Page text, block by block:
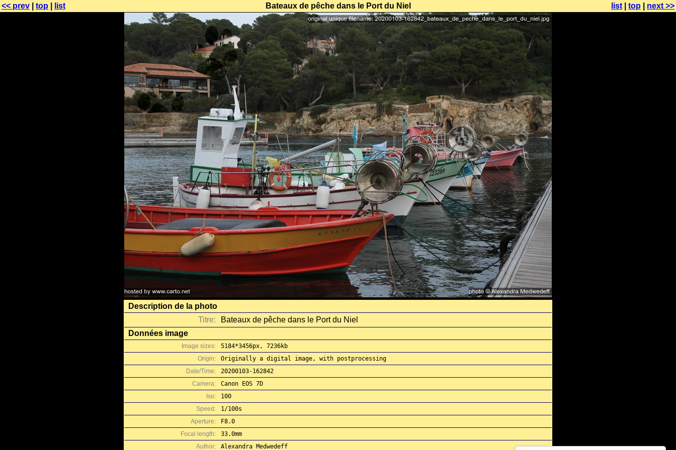
<< prev top list Bateaux de pêche dans le Port du Niel list top next >>
Description de la photo
Titre:
Bateaux de pêche dans le Port du Niel
Données image
Image sizes:
5184*3456px, 7236kb
Origin:
Originally a digital image, with postprocessing
Date/Time:
20200103-162842
Camera:
Canon EOS 7D
Iso:
100
Speed:
1/100s
Aperture:
F8.0
Focal length:
33.0mm
Author:
Alexandra Medwedeff